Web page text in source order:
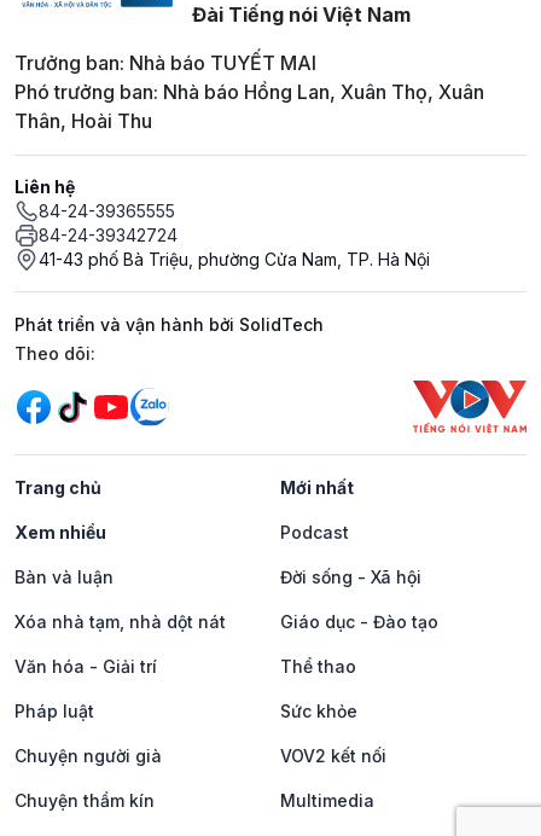
Đài Tiếng nói Việt Nam
Trưởng ban: Nhà báo TUYẾT MAI
Phó trưởng ban: Nhà báo Hồng Lan, Xuân Thọ, Xuân
Thân, Hoài Thu
Liên hệ
84-24-39365555
84-24-39342724
41-43 phố Bà Triệu, phường Cửa Nam, TP. Hà Nội
Phát triển và vận hành bởi SolidTech
Mạng xã hội
Theo dõi:
Trang chủ Mới nhất
Xem nhiều Podcast
Bàn và luận Đời sống - Xã hội
Xóa nhà tạm, nhà dột nát Giáo dục - Đào tạo
Văn hóa - Giải trí Thể thao
Pháp luật Sức khỏe
Chuyện người già VOV2 kết nối
Chuyện thầm kín Multimedia